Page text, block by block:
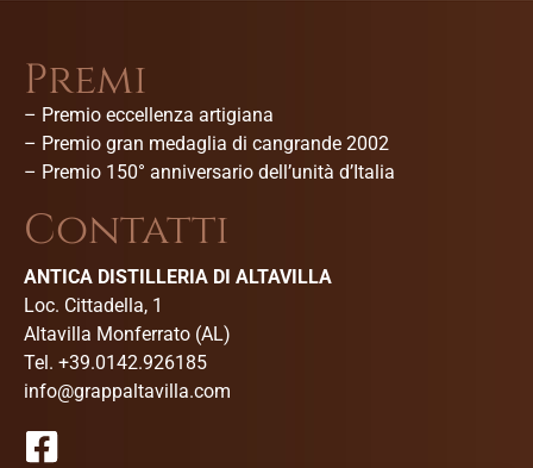
Premi
– Premio eccellenza artigiana
– Premio gran medaglia di cangrande 2002
– Premio 150° anniversario dell’unità d’Italia
Contatti
ANTICA DISTILLERIA DI ALTAVILLA
Loc. Cittadella, 1
Altavilla Monferrato (AL)
Tel. +39.0142.926185
info@grappaltavilla.com